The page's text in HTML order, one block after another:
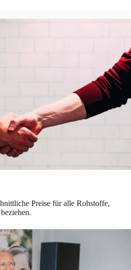
Preise für alle Rohstoffe,